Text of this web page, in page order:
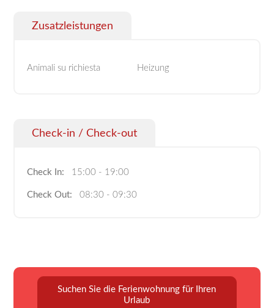
Zusatzleistungen
Animali su richiesta Heizung
Check-in / Check-out
Check In: 15:00 - 19:00
Check Out: 08:30 - 09:30
Suchen Sie die Ferienwohnung für Ihren
Urlaub